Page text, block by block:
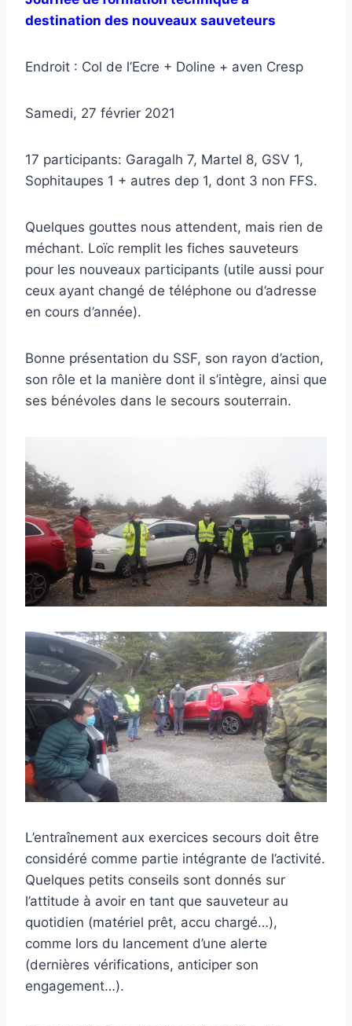
destination des nouveaux sauveteurs
Endroit : Col de l’Ecre + Doline + aven Cresp
Samedi, 27 février 2021
17 participants: Garagalh 7, Martel 8, GSV 1,
Sophitaupes 1 + autres dep 1, dont 3 non FFS.
Quelques gouttes nous attendent, mais rien de
méchant. Loïc remplit les fiches sauveteurs
pour les nouveaux participants (utile aussi pour
ceux ayant changé de téléphone ou d’adresse
en cours d’année).
Bonne présentation du SSF, son rayon d’action,
son rôle et la manière dont il s’intègre, ainsi que
ses bénévoles dans le secours souterrain.
L’entraînement aux exercices secours doit être
considéré comme partie intégrante de l’activité.
Quelques petits conseils sont donnés sur
l’attitude à avoir en tant que sauveteur au
quotidien (matériel prêt, accu chargé…),
comme lors du lancement d’une alerte
(dernières vérifications, anticiper son
engagement…).